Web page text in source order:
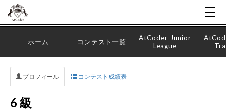
ホーム コンテスト一覧
AtCoder Junior
League
プロフィール コンテスト成績表
6 級